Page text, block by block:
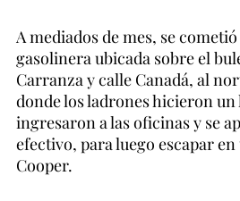
A mediados de mes, se
gasolinera ubicada sobre el
Carranza y calle Canadá, al
donde los ladrones hicieron un
ingresaron a las oficinas y se
efectivo, para luego escapar
Cooper.